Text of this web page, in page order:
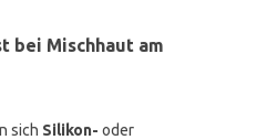
bei Mischhaut am
sich Silikon- oder